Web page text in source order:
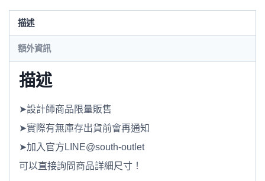
描述
額外資訊
描述
➤設計師商品限量販售
➤實際有無庫存出貨前會再通知
➤加入官方LINE@south-outlet
可以直接詢問商品詳細尺寸！